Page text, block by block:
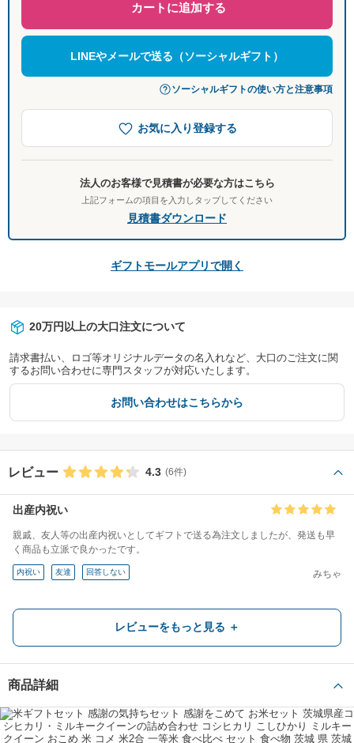
カートに追加する
LINEやメールで送る（ソーシャルギフト）
ソーシャルギフトの使い方と注意事項
お気に入り登録する
法人のお客様で見積書が必要な方はこちら
上記フォームの項目を入力しタップしてください
見積書ダウンロード
ギフトモールアプリで開く
20万円以上の大口注文について
請求書払い、ロゴ等オリジナルデータの名入れなど、大口のご注文に関
するお問い合わせに専門スタッフが対応いたします。
お問い合わせはこちらから
レビュー 4.3 (6件)
出産内祝い
親戚、友人等の出産内祝いとしてギフトで送る為注文しましたが、発送も早
く商品も立派で良かったです。
内祝い 友達 回答しない みちゃ
購入者
レビューをもっと見る ＋
商品詳細